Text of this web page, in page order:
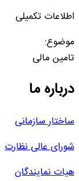
اطلاعات تکمیلی
موضوع:
تامین مالی
درباره ما
ساختار سازمانی
شورای عالی نظارت
هیات نمایندگان